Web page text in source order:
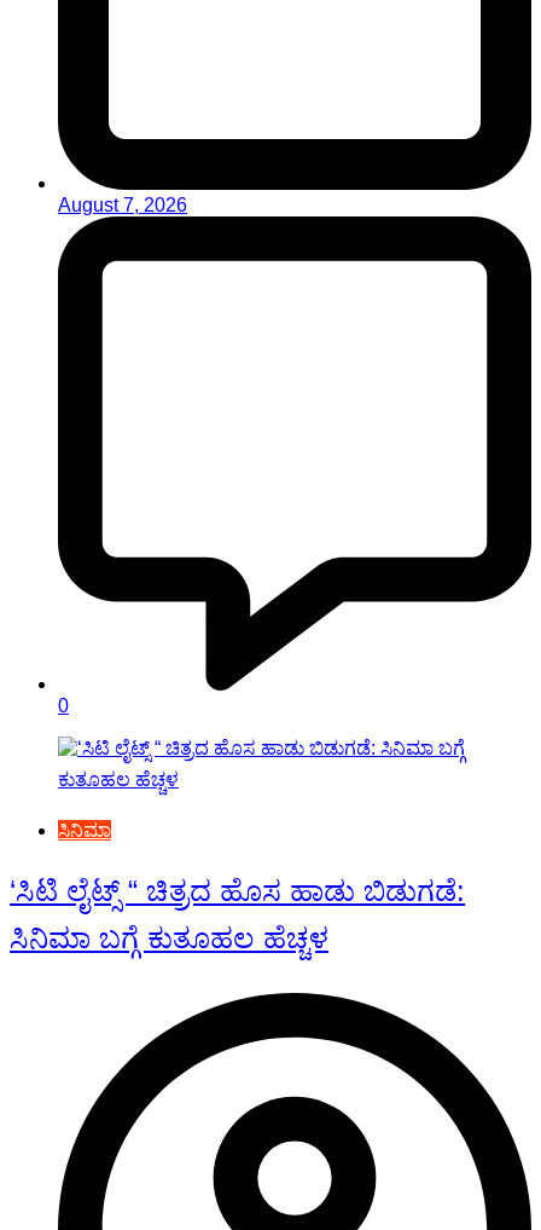
August 7, 2026
0
ಸಿನಿಮಾ
‘ಸಿಟಿ ಲೈಟ್ಸ್ “ ಚಿತ್ರದ ಹೊಸ ಹಾಡು ಬಿಡುಗಡೆ:
ಸಿನಿಮಾ ಬಗ್ಗೆ ಕುತೂಹಲ ಹೆಚ್ಚಳ